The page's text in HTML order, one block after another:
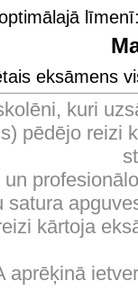
eksāmens
kuri
pēdējo reizi
un
satura
kārtoja
aprēķinā